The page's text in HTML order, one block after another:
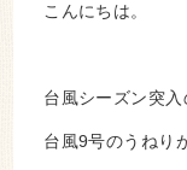
こんにちは。
台風シーズン突入
台風9号のうねり